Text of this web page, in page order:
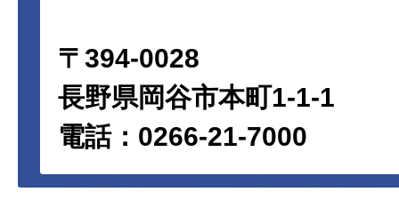
〒394-0028
長野県岡谷市本町1-1-1
電話：0266-21-7000